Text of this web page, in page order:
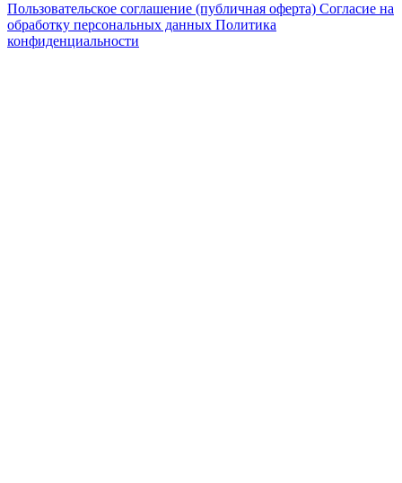
Пользовательское соглашение (публичная оферта) Согласие на
обработку персональных данных Политика
конфиденциальности